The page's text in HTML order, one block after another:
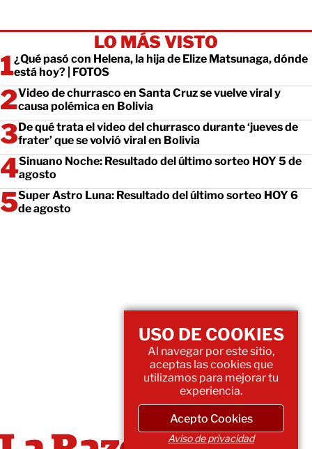
LO MÁS VISTO
¿Qué pasó con Helena, la hija de Elize Matsunaga, dónde
está hoy? | FOTOS
Video de churrasco en Santa Cruz se vuelve viral y
causa polémica en Bolivia
De qué trata el video del churrasco durante ‘jueves de
frater’ que se volvió viral en Bolivia
Sinuano Noche: Resultado del último sorteo HOY 5 de
agosto
Super Astro Luna: Resultado del último sorteo HOY 6
de agosto
USO DE COOKIES
Al navegar por este sitio,
aceptas las cookies que
utilizamos para mejorar tu
experiencia.
Acepto Cookies
Aviso de privacidad